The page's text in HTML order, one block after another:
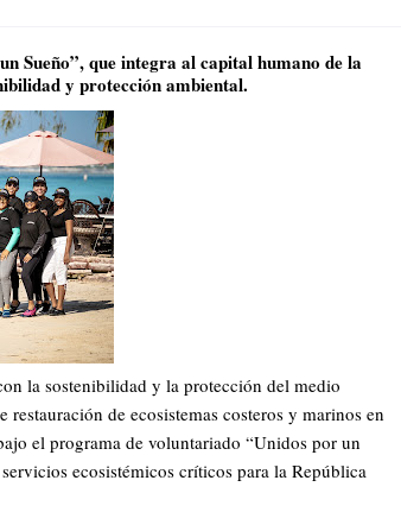
Sueño”, que integra al capital humano de la
y protección ambiental.
la sostenibilidad y la protección del medio
de ecosistemas costeros y marinos en
el programa de voluntariado “Unidos por un
ecosistémicos críticos para la República